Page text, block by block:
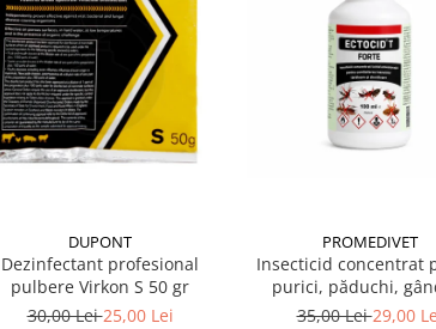
DUPONT
Dezinfectant profesional
pulbere Virkon S 50 gr
30,00 Lei25,00 Lei
PROMEDIVET
Insecticid concentrat
purici, păduchi,
Ectocid Forte T 100
35,00 Lei29,00